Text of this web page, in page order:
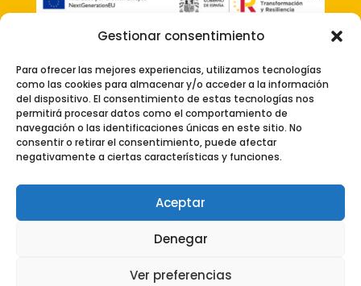
Gestionar consentimiento
Para ofrecer las mejores experiencias, utilizamos tecnologías
como las cookies para almacenar y/o acceder a la información
del dispositivo. El consentimiento de estas tecnologías nos
permitirá procesar datos como el comportamiento de
navegación o las identificaciones únicas en este sitio. No
consentir o retirar el consentimiento, puede afectar
negativamente a ciertas características y funciones.
Aceptar
Denegar
Ver preferencias